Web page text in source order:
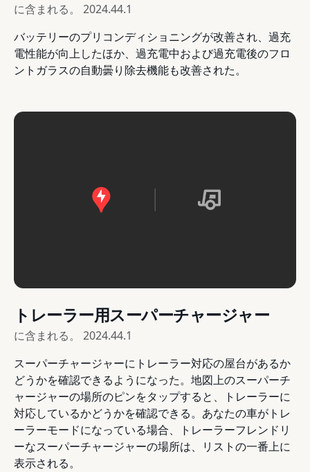
に含まれる。 2024.44.1
バッテリーのプリコンディショニングが改善され、過充
電性能が向上したほか、過充電中および過充電後のフロ
ントガラスの自動曇り除去機能も改善された。
トレーラー用スーパーチャージャー
に含まれる。 2024.44.1
スーパーチャージャーにトレーラー対応の屋台があるか
どうかを確認できるようになった。地図上のスーパーチ
ャージャーの場所のピンをタップすると、トレーラーに
対応しているかどうかを確認できる。あなたの車がトレ
ーラーモードになっている場合、トレーラーフレンドリ
ーなスーパーチャージャーの場所は、リストの一番上に
表示される。